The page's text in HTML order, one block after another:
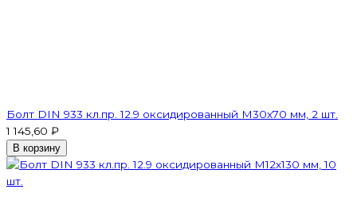
Болт DIN 933 кл.пр. 12.9 оксидированный M30х70 мм, 2 шт.
1 145,60 ₽
В корзину